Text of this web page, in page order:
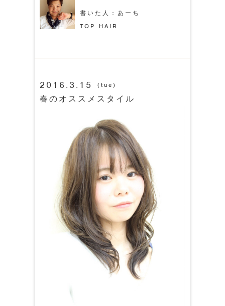
書いた人：あーち
TOP HAIR
2016.3.15 (tue)
春のオススメスタイル